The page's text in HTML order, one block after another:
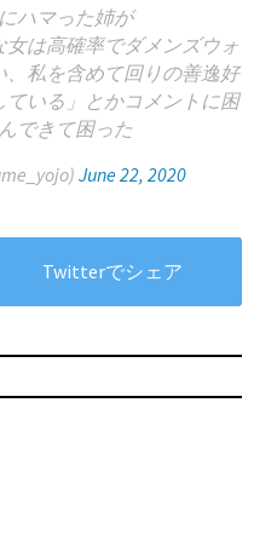
ハマった姉が
女は高確率でダメンズウォ
私を含めて回りの善逸好
いる」とかコメントに困
できて困った
June 22, 2020
Twitterでシェア